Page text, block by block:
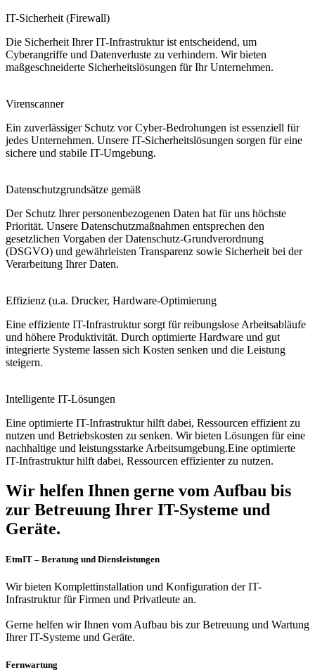
IT-Sicherheit (Firewall)
Die Sicherheit Ihrer IT-Infrastruktur ist entscheidend, um
Cyberangriffe und Datenverluste zu verhindern. Wir bieten
maßgeschneiderte Sicherheitslösungen für Ihr Unternehmen.
Virenscanner
Ein zuverlässiger Schutz vor Cyber-Bedrohungen ist essenziell für
jedes Unternehmen. Unsere IT-Sicherheitslösungen sorgen für eine
sichere und stabile IT-Umgebung.
Datenschutzgrundsätze gemäß
Der Schutz Ihrer personenbezogenen Daten hat für uns höchste
Priorität. Unsere Datenschutzmaßnahmen entsprechen den
gesetzlichen Vorgaben der Datenschutz-Grundverordnung
(DSGVO) und gewährleisten Transparenz sowie Sicherheit bei der
Verarbeitung Ihrer Daten.
Effizienz (u.a. Drucker, Hardware-Optimierung
Eine effiziente IT-Infrastruktur sorgt für reibungslose Arbeitsabläufe
und höhere Produktivität. Durch optimierte Hardware und gut
integrierte Systeme lassen sich Kosten senken und die Leistung
steigern.
Intelligente IT-Lösungen
Eine optimierte IT-Infrastruktur hilft dabei, Ressourcen effizient zu
nutzen und Betriebskosten zu senken. Wir bieten Lösungen für eine
nachhaltige und leistungsstarke Arbeitsumgebung.Eine optimierte
IT-Infrastruktur hilft dabei, Ressourcen effizienter zu nutzen.
Wir helfen Ihnen gerne vom Aufbau bis
zur Betreuung Ihrer IT-Systeme und
Geräte.
EtmIT – Beratung und Diensleistungen
Wir bieten Komplettinstallation und Konfiguration der IT-
Infrastruktur für Firmen und Privatleute an.
Gerne helfen wir Ihnen vom Aufbau bis zur Betreuung und Wartung
Ihrer IT-Systeme und Geräte.
Fernwartung